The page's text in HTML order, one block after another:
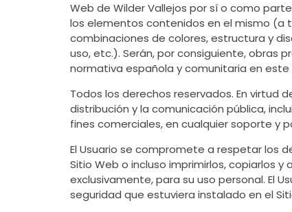
Web de Wilder Vallejos por sí o como
los elementos contenidos en el mismo (a
combinaciones de colores, estructura y
uso, etc.). Serán, por consiguiente, obras
normativa española y comunitaria en
Todos los derechos reservados. En virtud
distribución y la comunicación pública,
fines comerciales, en cualquier soporte y
El Usuario se compromete a respetar los
Sitio Web o incluso imprimirlos, copiarlos
exclusivamente, para su uso personal. El
seguridad que estuviera instalado en el